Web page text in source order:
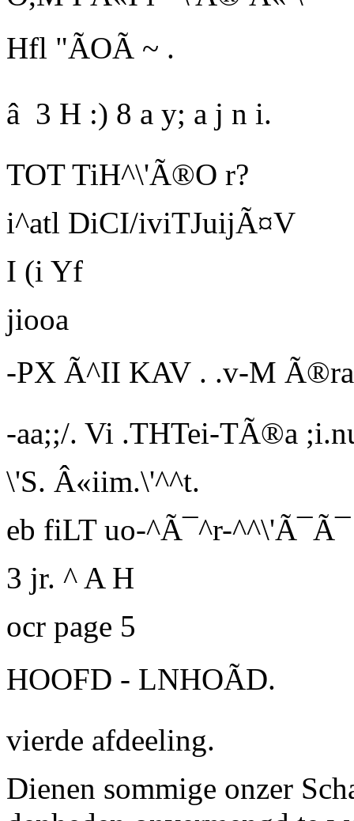
Hfl "ÃOÃ ~ .
â 3 H :) 8 a y; a j n i.
TOT TiH^\'Ã®O r?
i^atl DiCI/iviTJuijÃ¤V
I (i Yf
jiooa
-PX Ã^II KAV . .v-M
-aa;;/. Vi .THTei-TÃ®a
\'S. Â«iim.\'^^t.
eb fiLT uo-^Ã¯^r-^^\'Ã¯Ã¯
3 jr. ^ A H
ocr page 5
HOOFD - LNHOÃD.
vierde afdeeling.
Dienen sommige onzer